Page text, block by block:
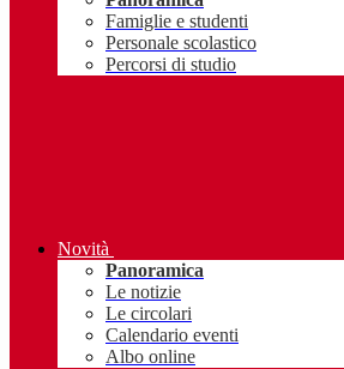
Famiglie e studenti
Personale scolastico
Percorsi di studio
Novità
Panoramica
Le notizie
Le circolari
Calendario eventi
Albo online